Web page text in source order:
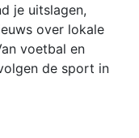
je uitslagen,
over lokale
voetbal en
de sport in